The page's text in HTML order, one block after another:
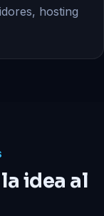
hosting
idea al